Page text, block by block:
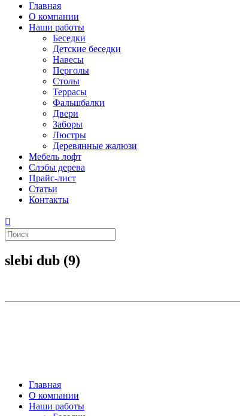
Главная
О компании
Наши работы
Беседки
Детские беседки
Навесы
Перголы
Столы
Террасы
Фальшбалки
Двери
Заборы
Люстры
Деревянные жалюзи
Мебель лофт
Слэбы дерева
Прайс-лист
Статьи
Контакты
slebi dub (9)
Главная
О компании
Наши работы